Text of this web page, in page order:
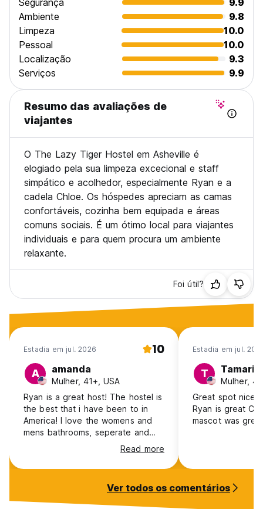
Segurança
9.9
Ambiente
9.8
Limpeza
10.0
Pessoal
10.0
Localização
9.3
Serviços
9.9
Resumo das avaliações de
viajantes
O The Lazy Tiger Hostel em Asheville é
elogiado pela sua limpeza excecional e staff
simpático e acolhedor, especialmente Ryan e a
cadela Chloe. Os hóspedes apreciam as camas
confortáveis, cozinha bem equipada e áreas
comuns sociais. É um ótimo local para viajantes
individuais e para quem procura um ambiente
relaxante.
Foi útil?
Estadia em jul. 2026 10
A amanda
Mulher, 41+, USA
Ryan is a great host! The hostel is
the best that i have been to in
America! I love the womens and
mens bathrooms, seperate and
extremely roomie and clean! Clean
hardwood floors! The beds are
wooden bunks with clean curtains
to enter! The kitchen was fully
stocked and offerex a variety of
Read more
Estadia em jul.
T Tamaria
Mulher,
Great spot nice
Ryan is great Chloe the friendly
mascot was
Ver todos os comentários